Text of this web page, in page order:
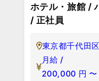
ホテル・旅館 /
/ 正社員
東京都千代田
月給 /
200,000 円 〜